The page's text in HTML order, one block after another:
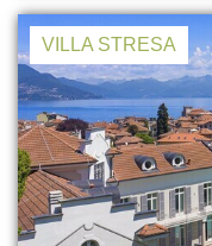
VILLA STRESA